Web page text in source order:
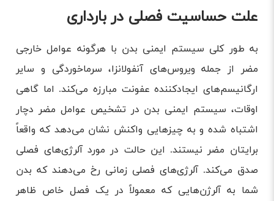
عوارض حساسیت فصلی در بارداری
آیا آلرژی در بارداری خطرناک است؟
تفاوت آلرژی و سرماخوردگی در دوران بارداری
درمان آلرژی فصلی در بارداری
درمان خانگی حساسیت فصلی در بارداری
برای حساسیت فصلی در بارداری چه بخوریم؟
داروهای آلرژی که باید در دوران بارداری از آن‌ها اجتناب
علت حساسیت فصلی در بارداری
به طور کلی سیستم ایمنی بدن با هرگونه عوامل خارجی
مضر از جمله ویروس‌های آنفولانزا، سرماخوردگی و سایر
ارگانیسم‌های ایجادکننده عفونت مبارزه می‌کند. اما گاهی
اوقات، سیستم ایمنی بدن در تشخیص عوامل مضر دچار
اشتباه شده و به چیزهایی واکنش نشان می‌دهد که واقعاً
برایتان مضر نیستند. این حالت در مورد آلرژی‌های فصلی
صدق می‌کند. آلرژی‌های فصلی زمانی رخ می‌دهند که بدن
شما به آلرژن‌هایی که معمولاً در یک فصل خاص ظاهر